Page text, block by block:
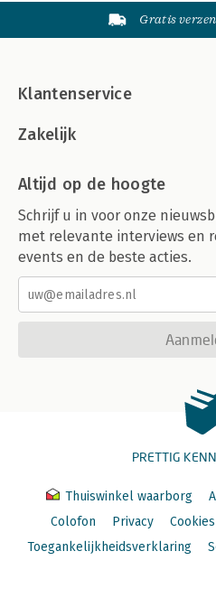
Gratis
Klantenservice
Zakelijk
Altijd op de hoogte
Schrijf u in voor onze
met relevante interviews en
events en de beste acties.
PRETTIG
Thuiswinkel waarborg
Colofon
Privacy Cookies
Toegankelijkheidsverklaring